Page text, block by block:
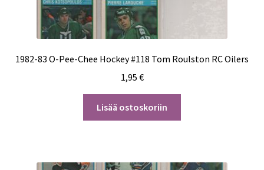
1982-83 O-Pee-Chee Hockey #118 Tom Roulston RC Oilers
1,95 €
Lisää ostoskoriin